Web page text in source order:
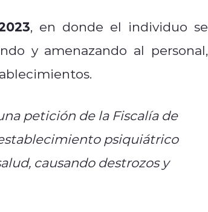
, en donde el individuo se
y amenazando al personal,
petición de la Fiscalía de
psiquiátrico
causando destrozos y